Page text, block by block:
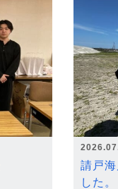
請戸
した。